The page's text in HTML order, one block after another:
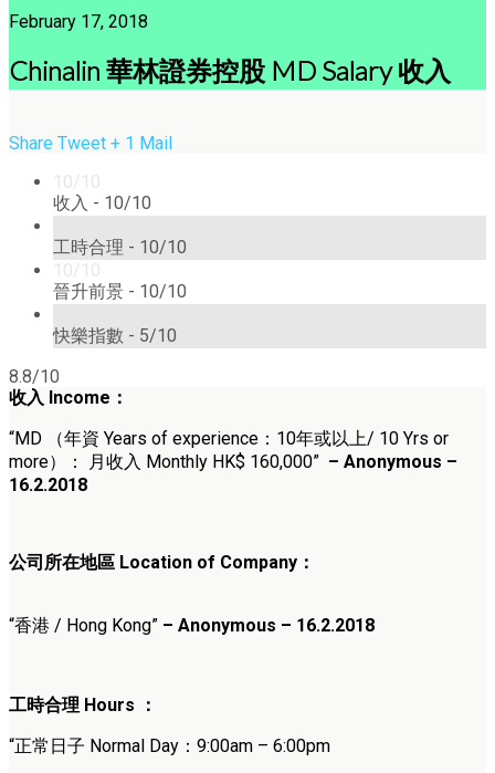
February 17, 2018
Chinalin 華林證券控股 MD Salary 收入
Share Tweet + 1 Mail
10/10
收入 - 10/10
工時合理 - 10/10
10/10
晉升前景 - 10/10
快樂指數 - 5/10
8.8/10
收入 Income ：
“MD （年資 Years of experience：10年或以上/ 10 Yrs or
more） ： 月收入 Monthly HK$ 160,000” – Anonymous –
16.2.2018
公司所在地區 Location of Company：
“香港 / Hong Kong” – Anonymous – 16.2.2018
工時合理 Hours ：
“正常日子 Normal Day：9:00am – 6:00pm